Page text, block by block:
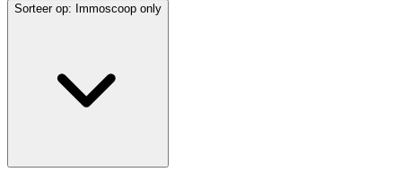
Sorteer op: Immoscoop only